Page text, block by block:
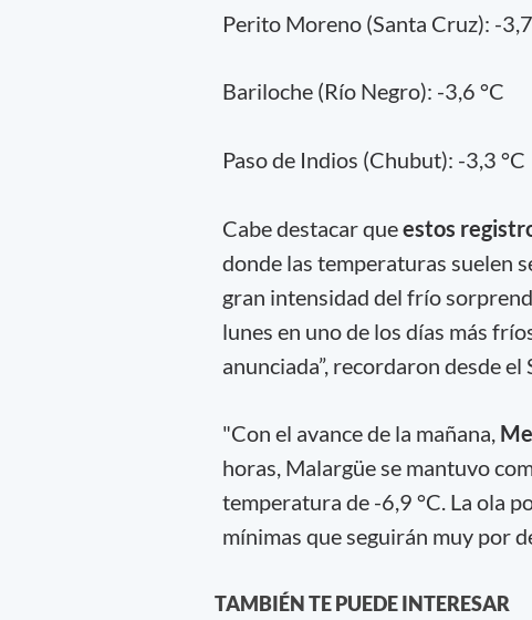
Perito Moreno (Santa Cruz): -
Bariloche (Río Negro): -3,6 °C
Paso de Indios (Chubut): -3,3 °C
Cabe destacar queestos
donde las temperaturas suelen
gran intensidad del frío
lunes en uno de los días más
anunciada”, recordaron desde el
"Con el avance de la mañana,
horas, Malargüe se mantuvo
temperatura de -6,9 °C. La ola
mínimas que seguirán muy por
TAMBIÉN TE PUEDE INTERESAR